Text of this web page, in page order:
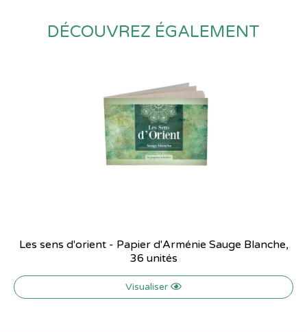
DÉCOUVREZ ÉGALEMENT
Les sens d'orient - Papier d'Arménie Sauge Blanche,
36 unités
Visualiser